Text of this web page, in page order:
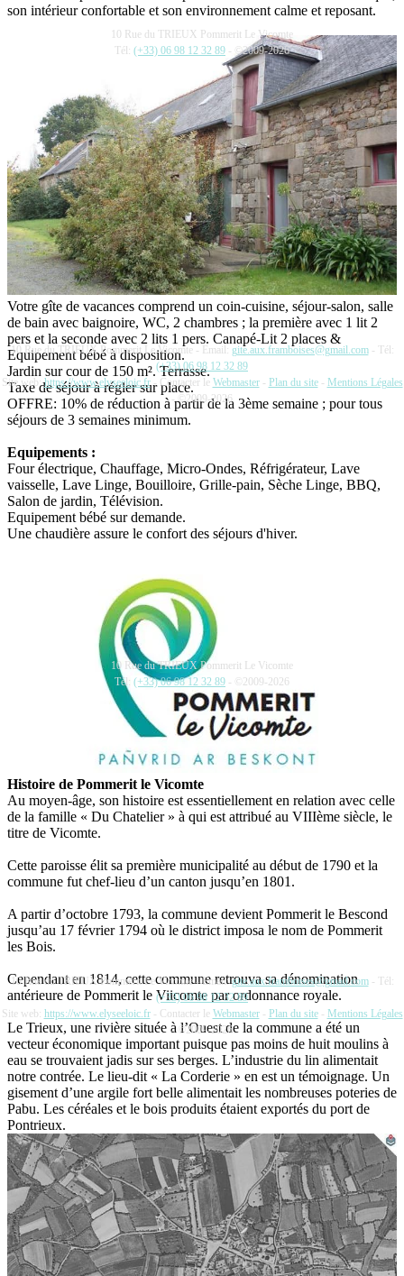
son intérieur confortable et son environnement calme et reposant.
Votre gîte de vacances comprend un coin-cuisine, séjour-salon, salle
de bain avec baignoire, WC, 2 chambres ; la première avec 1 lit 2
pers et la seconde avec 2 lits 1 pers. Canapé-Lit 2 places &
Equipement bébé à disposition.
Jardin sur cour de 150 m². Terrasse.
Taxe de séjour à régler sur place.
OFFRE: 10% de réduction à partir de la 3ème semaine ; pour tous
séjours de 3 semaines minimum.
Equipements :
Four électrique, Chauffage, Micro-Ondes, Réfrigérateur, Lave
vaisselle, Lave Linge, Bouilloire, Grille-pain, Sèche Linge, BBQ,
Salon de jardin, Télévision.
Equipement bébé sur demande.
Une chaudière assure le confort des séjours d'hiver.
Histoire de Pommerit le Vicomte
Au moyen-âge, son histoire est essentiellement en relation avec celle
de la famille « Du Chatelier » à qui est attribué au VIIIème siècle, le
titre de Vicomte.
Cette paroisse élit sa première municipalité au début de 1790 et la
commune fut chef-lieu d’un canton jusqu’en 1801.
A partir d’octobre 1793, la commune devient Pommerit le Bescond
jusqu’au 17 février 1794 où le district imposa le nom de Pommerit
les Bois.
Cependant en 1814, cette commune retrouva sa dénomination
antérieure de Pommerit le Viicomte par ordonnance royale.
Le Trieux, une rivière située à l’Ouest de la commune a été un
vecteur économique important puisque pas moins de huit moulins à
eau se trouvaient jadis sur ses berges. L’industrie du lin alimentait
notre contrée. Le lieu-dit « La Corderie » en est un témoignage. Un
gisement d’une argile fort belle alimentait les nombreuses poteries de
Pabu. Les céréales et le bois produits étaient exportés du port de
Pontrieux.
10 Rue du TRIEUX Pommerit Le Vicomte
Tél: (+33) 06 98 12 32 89 - ©2009-2026
10 Rue du TRIEUX Pommerit Le Vicomte - Email: gite.aux.framboises@gmail.com- Tél:
(+33) 06 98 12 32 89
Site web:https://www.elyseeloic.fr- Contacter le Webmaster- Plan du site- Mentions Légales
- ©2009-2026
10 Rue du TRIEUX Pommerit Le Vicomte
Tél: (+33) 06 98 12 32 89 - ©2009-2026
10 Rue du TRIEUX Pommerit Le Vicomte - Email:gite.aux.framboises@gmail.com- Tél:
(+33) 06 98 12 32 89
Site web: https://www.elyseeloic.fr- Contacter le Webmaster- Plan du site- Mentions Légales
- ©2009-2026